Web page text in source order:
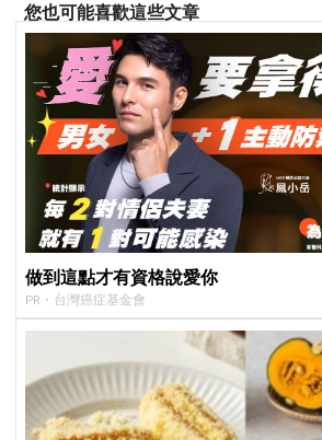
您也可能喜歡這些文章
做到這點才有資格說愛你
PR・台灣癌症基金會